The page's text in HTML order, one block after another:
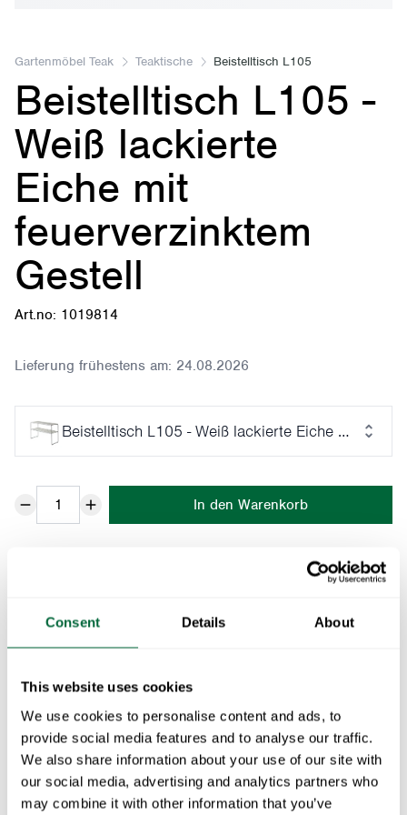
Consent Details About
This website uses cookies
We use cookies to personalise content and ads, to
provide social media features and to analyse our traffic.
We also share information about your use of our site with
our social media, advertising and analytics partners who
may combine it with other information that you’ve
Gartenmöbel Teak Teaktische Beistelltisch L105
Beistelltisch L105 -
Weiß lackierte
Eiche mit
feuerverzinktem
Gestell
Art.no: 1019814
Lieferung frühestens am: 24.08.2026
Beistelltisch L105 - Weiß lackierte Eiche mit
In den Warenkorb
eigentlich überall und lässt sich wunderbar mit anderen
Möbeln aus derselben Serie kombinieren. Seine zwei
in geöltem oder weiß lackiertem Eichen- oder Teakholz
erhältlich. Design: Maria Håård und Jan-Olof Ågren.
Spezifikationen